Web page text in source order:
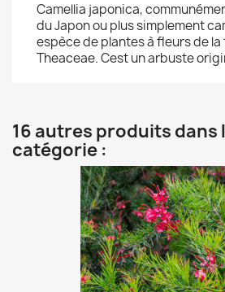
Camellia japonica,
du Japon ou plus simplement
espèce de plantes à fleurs de la
Theaceae. Cest un arbuste
16 autres produits dans
catégorie :